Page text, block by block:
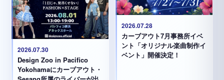
2026.07.30
Design Zoo in Pacifico
Yokohamaにカーブアウト・
2026.07.28
カーブアウト7月事務所イベ
ント「オリジナル楽曲制作イ
ベント」開催決定！